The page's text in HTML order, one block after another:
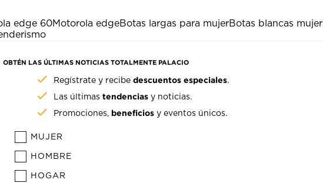
edge 60Motorola edgeBotas largas para mujerBotas blancas mujer
OBTÉN LAS ÚLTIMAS NOTICIAS TOTALMENTE PALACIO
Regístrate y recibedescuentos especiales.
Las últimastendencias y noticias.
Promociones, beneficios y eventos únicos.
MUJER
HOMBRE
HOGAR